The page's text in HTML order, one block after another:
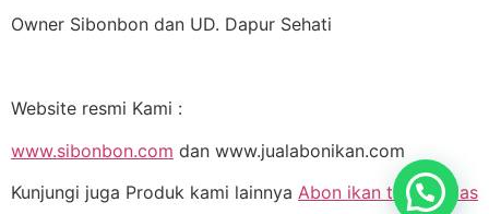
Owner Sibonbon dan UD. Dapur Sehati
Website resmi Kami :
www.sibonbon.com dan www.jualabonikan.com
Kunjungi juga Produk kami lainnya Abon ikan tuna pedas